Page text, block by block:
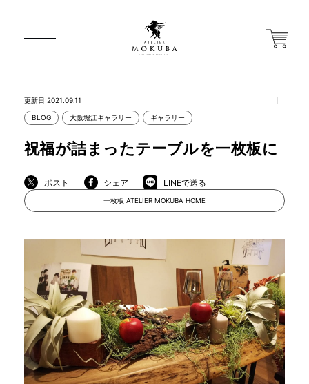
店舗から探す
MOKUBA について
商品情報
直営店
更新日:2021.09.11
BLOG 大阪堀江ギャラリー ギャラリー
祝福が詰まったテーブルを一枚板に
ポスト シェア LINEで送る
一枚板 ATELIER MOKUBA HOME